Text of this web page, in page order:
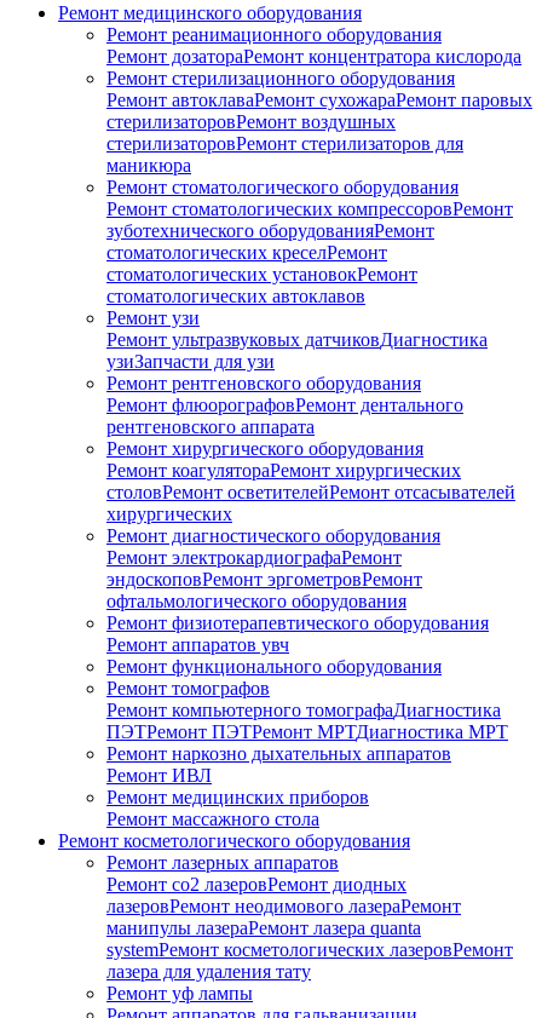
Ремонт медицинского оборудования
Ремонт реанимационного оборудования
Ремонт дозатораРемонт концентратора кислорода
Ремонт стерилизационного оборудования
Ремонт автоклаваРемонт сухожараРемонт паровых
стерилизаторовРемонт воздушных
стерилизаторовРемонт стерилизаторов для
маникюра
Ремонт стоматологического оборудования
Ремонт стоматологических компрессоровРемонт
зуботехнического оборудованияРемонт
стоматологических креселРемонт
стоматологических установокРемонт
стоматологических автоклавов
Ремонт узи
Ремонт ультразвуковых датчиковДиагностика
узиЗапчасти для узи
Ремонт рентгеновского оборудования
Ремонт флюорографовРемонт дентального
рентгеновского аппарата
Ремонт хирургического оборудования
Ремонт коагулятораРемонт хирургических
столовРемонт осветителейРемонт отсасывателей
хирургических
Ремонт диагностического оборудования
Ремонт электрокардиографаРемонт
эндоскоповРемонт эргометровРемонт
офтальмологического оборудования
Ремонт физиотерапевтического оборудования
Ремонт аппаратов увч
Ремонт функционального оборудования
Ремонт томографов
Ремонт компьютерного томографаДиагностика
ПЭТРемонт ПЭТРемонт МРТДиагностика МРТ
Ремонт наркозно дыхательных аппаратов
Ремонт ИВЛ
Ремонт медицинских приборов
Ремонт массажного стола
Ремонт косметологического оборудования
Ремонт лазерных аппаратов
Ремонт co2 лазеровРемонт диодных
лазеровРемонт неодимового лазераРемонт
манипулы лазераРемонт лазера quanta
systemРемонт косметологических лазеровРемонт
лазера для удаления тату
Ремонт уф лампы